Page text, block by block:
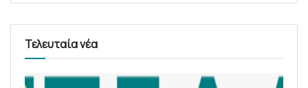
Τελευταία νέα